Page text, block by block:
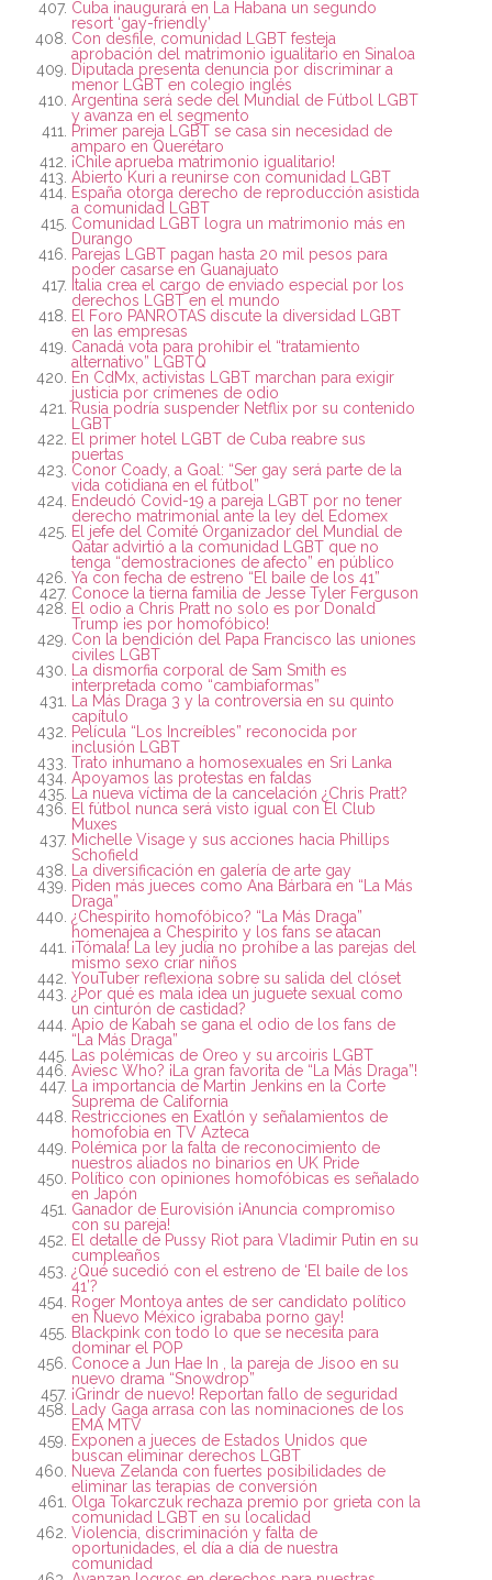
Cuba inaugurará en La Habana un segundo
resort ‘gay-friendly’
Con desfile, comunidad LGBT festeja
aprobación del matrimonio igualitario en Sinaloa
Diputada presenta denuncia por discriminar a
menor LGBT en colegio inglés
Argentina será sede del Mundial de Fútbol LGBT
y avanza en el segmento
Primer pareja LGBT se casa sin necesidad de
amparo en Querétaro
¡Chile aprueba matrimonio igualitario!
Abierto Kuri a reunirse con comunidad LGBT
España otorga derecho de reproducción asistida
a comunidad LGBT
Comunidad LGBT logra un matrimonio más en
Durango
Parejas LGBT pagan hasta 20 mil pesos para
poder casarse en Guanajuato
Italia crea el cargo de enviado especial por los
derechos LGBT en el mundo
El Foro PANROTAS discute la diversidad LGBT
en las empresas
Canadá vota para prohibir el “tratamiento
alternativo” LGBTQ
En CdMx, activistas LGBT marchan para exigir
justicia por crímenes de odio
Rusia podría suspender Netflix por su contenido
LGBT
El primer hotel LGBT de Cuba reabre sus
puertas
Conor Coady, a Goal: “Ser gay será parte de la
vida cotidiana en el fútbol”
Endeudó Covid-19 a pareja LGBT por no tener
derecho matrimonial ante la ley del Edomex
El jefe del Comité Organizador del Mundial de
Qatar advirtió a la comunidad LGBT que no
tenga “demostraciones de afecto” en público
Ya con fecha de estreno “El baile de los 41”
Conoce la tierna familia de Jesse Tyler Ferguson
El odio a Chris Pratt no solo es por Donald
Trump ¡es por homofóbico!
Con la bendición del Papa Francisco las uniones
civiles LGBT
La dismorfia corporal de Sam Smith es
interpretada como “cambiaformas”
La Más Draga 3 y la controversia en su quinto
capítulo
Película “Los Increíbles” reconocida por
inclusión LGBT
Trato inhumano a homosexuales en Sri Lanka
Apoyamos las protestas en faldas
La nueva víctima de la cancelación ¿Chris Pratt?
El fútbol nunca será visto igual con El Club
Muxes
Michelle Visage y sus acciones hacia Phillips
Schofield
La diversificación en galería de arte gay
Piden más jueces como Ana Bárbara en “La Más
Draga”
¿Chespirito homofóbico? “La Más Draga”
homenajea a Chespirito y los fans se atacan
¡Tómala! La ley judía no prohíbe a las parejas del
mismo sexo criar niños
YouTuber reflexiona sobre su salida del clóset
¿Por qué es mala idea un juguete sexual como
un cinturón de castidad?
Apio de Kabah se gana el odio de los fans de
“La Más Draga”
Las polémicas de Oreo y su arcoiris LGBT
Aviesc Who? ¡La gran favorita de “La Más Draga”!
La importancia de Martin Jenkins en la Corte
Suprema de California
Restricciones en Exatlón y señalamientos de
homofobia en TV Azteca
Polémica por la falta de reconocimiento de
nuestros aliados no binarios en UK Pride
Político con opiniones homofóbicas es señalado
en Japón
Ganador de Eurovisión ¡Anuncia compromiso
con su pareja!
El detalle de Pussy Riot para Vladimir Putin en su
cumpleaños
¿Qué sucedió con el estreno de ‘El baile de los
41’?
Roger Montoya antes de ser candidato político
en Nuevo México ¡grababa porno gay!
Blackpink con todo lo que se necesita para
dominar el POP
Conoce a Jun Hae In , la pareja de Jisoo en su
nuevo drama “Snowdrop”
¡Grindr de nuevo! Reportan fallo de seguridad
Lady Gaga arrasa con las nominaciones de los
EMA MTV
Exponen a jueces de Estados Unidos que
buscan eliminar derechos LGBT
Nueva Zelanda con fuertes posibilidades de
eliminar las terapias de conversión
Olga Tokarczuk rechaza premio por grieta con la
comunidad LGBT en su localidad
Violencia, discriminación y falta de
oportunidades, el día a día de nuestra
comunidad